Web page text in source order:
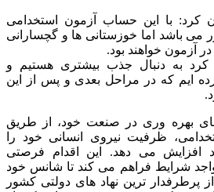
کرد: با این حساب آزمون استخدامی
باشد اما خوزستانی ها و گچسارانی
آزمون خواهند بود.
کرد به دنبال جذب بیشتری هستیم و
ایم که در مراحل بعدی و پس از این
بهره ‌وری در صنعت خود، از طریق
ظرفیت نیروی انسانی خود را
افزایش می ‌دهد. این اقدام فرصتی
واجد شرایط فراهم می ‌کند تا شانس خود
پرطرفدار ترین نهاد های دولتی کشور